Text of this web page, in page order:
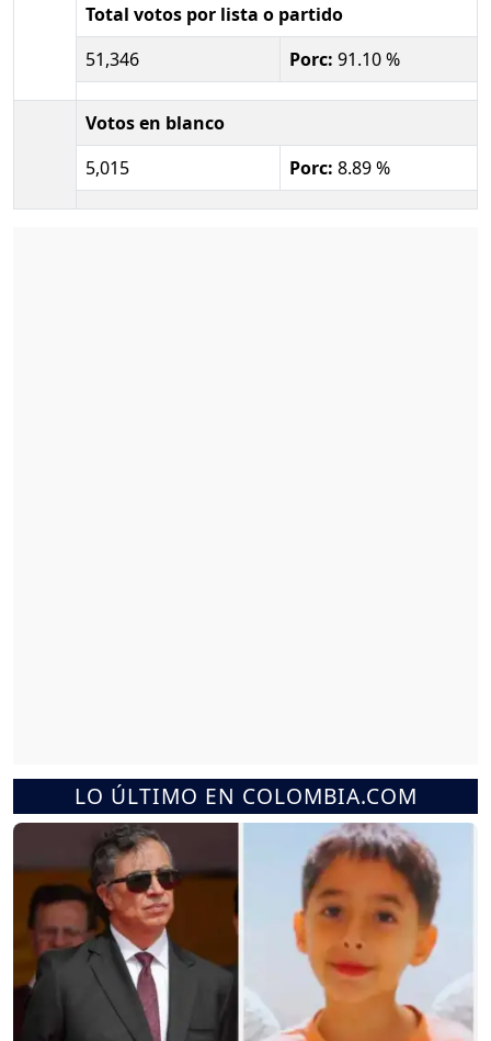
Total votos por lista o partido
51,346
Porc: 91.10 %
Votos en blanco
5,015
Porc: 8.89 %
LO ÚLTIMO EN COLOMBIA.COM